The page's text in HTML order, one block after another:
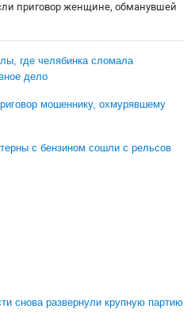
приговор женщине, обманувшей
где челябинка сломала
дело
мошеннику, охмурявшему
с бензином сошли с рельсов
снова развернули крупную партию